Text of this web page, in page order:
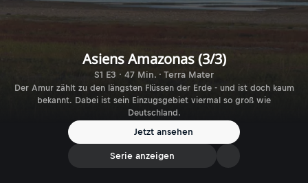
Asiens Amazonas (3/3)
S1 E3 · 47 Min. · Terra Mater
Der Amur zählt zu den längsten Flüssen der Erde - und ist doch kaum
bekannt. Dabei ist sein Einzugsgebiet viermal so groß wie
Deutschland.
Jetzt ansehen
Serie anzeigen